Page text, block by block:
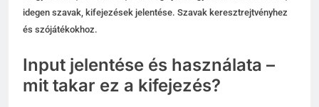
idegen szavak, kifejezések jelentése. Szavak keresztrejtvényhez
és szójátékokhoz.
Input jelentése és használata –
mit takar ez a kifejezés?